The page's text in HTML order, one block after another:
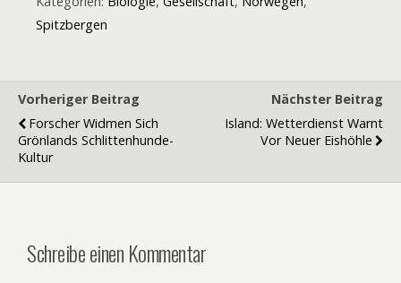
Spitzbergen
Vorheriger Beitrag
Forscher Widmen Sich
Grönlands Schlittenhunde-
Kultur
Nächster Beitrag
Island: Wetterdienst Warnt
Vor Neuer Eishöhle
Schreibe einen Kommentar